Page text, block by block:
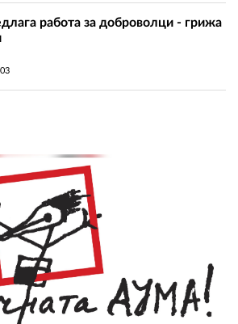
работа за доброволци - грижа